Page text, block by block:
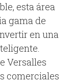
esta área
gama de
en una
Versalles
comerciales